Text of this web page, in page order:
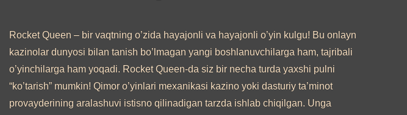
Rocket Queen – bir vaqtning o’zida hayajonli va hayajonli o’yin kulgu! Bu onlayn
kazinolar dunyosi bilan tanish bo’lmagan yangi boshlanuvchilarga ham, tajribali
o’yinchilarga ham yoqadi. Rocket Queen-da siz bir necha turda yaxshi pulni
“ko’tarish” mumkin! Qimor o’yinlari mexanikasi kazino yoki dasturiy ta’minot
provayderining aralashuvi istisno qilinadigan tarzda ishlab chiqilgan. Unga